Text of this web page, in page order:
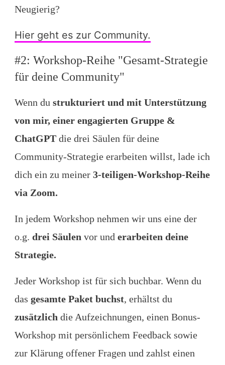
Neugierig?
Hier geht es zur Community.
#2: Workshop-Reihe "Gesamt-Strategie
für deine Community"
Wenn du strukturiert und mit Unterstützung
von mir, einer engagierten Gruppe &
ChatGPT die drei Säulen für deine
Community-Strategie erarbeiten willst, lade ich
dich ein zu meiner 3-teiligen-Workshop-Reihe
via Zoom.
In jedem Workshop nehmen wir uns eine der
o.g. drei Säulen vor und erarbeiten deine
Strategie.
Jeder Workshop ist für sich buchbar. Wenn du
das gesamte Paket buchst, erhältst du
zusätzlich die Aufzeichnungen, einen Bonus-
Workshop mit persönlichem Feedback sowie
zur Klärung offener Fragen und zahlst einen